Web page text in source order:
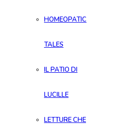
HOMEOPATIC
TALES
IL PATIO DI
LUCILLE
LETTURE CHE